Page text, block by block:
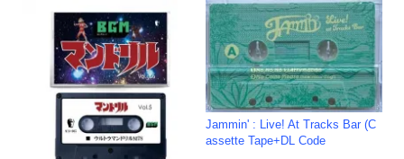
Jammin' : Live! At Tracks Bar (C
assette Tape+DL Code